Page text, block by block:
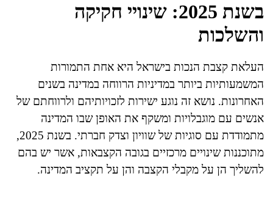
בשנת 2025: שינויי חקיקה
והשלכות
העלאת קצבת הנכות בישראל היא אחת התמורות
המשמעותיות ביותר במדיניות הרווחה במדינה בשנים
האחרונות. נושא זה נוגע ישירות לזכויותיהם ולרווחתם של
אנשים עם מוגבלויות ומשקף את האופן שבו המדינה
מתמודדת עם סוגיות של שוויון וצדק חברתי. בשנת 2025,
מתוכננות שינויים מרכזיים בגובה הקצבאות, אשר יש בהם
להשליך הן על מקבלי הקצבה והן על תקציב המדינה.